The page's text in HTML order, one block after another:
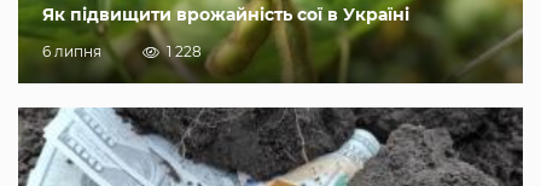
Як підвищити врожайність сої в Україні
6 липня 1 228